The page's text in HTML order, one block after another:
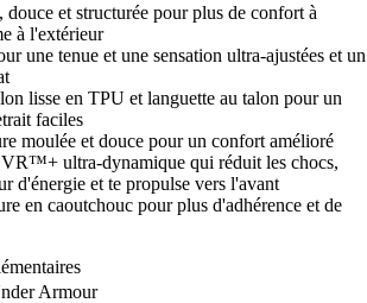
douce et structurée pour plus de confort à
à l'extérieur
une tenue et une sensation ultra-ajustées et un
lisse en TPU et languette au talon pour un
faciles
moulée et douce pour un confort amélioré
ultra-dynamique qui réduit les chocs,
d'énergie et te propulse vers l'avant
en caoutchouc pour plus d'adhérence et de
Armour